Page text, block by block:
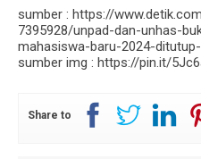
sumber : https://
7395928/unpad-dan-unhas-
mahasiswa-baru-2024-
sumber img : https://pin.it/
Share to